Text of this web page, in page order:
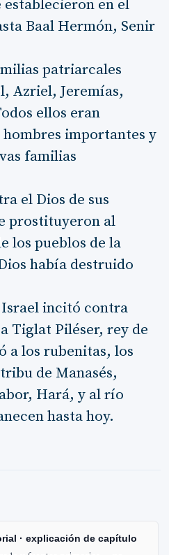
establecieron en el
Baal Hermón, Senir
patriarcales
Azriel, Jeremías,
ellos eran
importantes y
familias
el Dios de sus
prostituyeron al
los pueblos de la
había destruido
Israel incitó contra
Tiglat Piléser, rey de
a los rubenitas, los
de Manasés,
Hará, y al río
hasta hoy.
· explicación de capítulo